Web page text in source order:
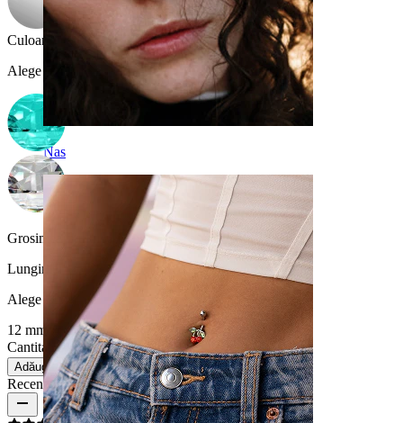
Nas
Culoare piatră:
Alege Culoare piatră
Grosimea firului:
1,6 mm
Lungime
Alege Lungime
12 mm
14 mm
Cantitate: 1 Schimbă
Adăugă în coș
Recenzii produs